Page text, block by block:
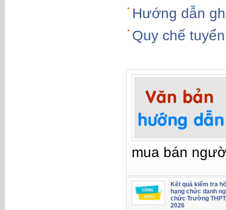
Hướng dẫn
Quy chế
mua bán
Kết quả kiểm tra
hạng chức danh
chức Trường
2026